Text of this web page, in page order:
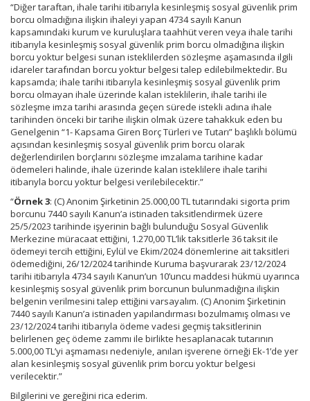
“Diğer taraftan, ihale tarihi itibarıyla kesinleşmiş sosyal güvenlik prim
borcu olmadığına ilişkin ihaleyi yapan 4734 sayılı Kanun
kapsamındaki kurum ve kuruluşlara taahhüt veren veya ihale tarihi
itibarıyla kesinleşmiş sosyal güvenlik prim borcu olmadığına ilişkin
borcu yoktur belgesi sunan isteklilerden sözleşme aşamasında ilgili
idareler tarafından borcu yoktur belgesi talep edilebilmektedir. Bu
kapsamda; ihale tarihi itibarıyla kesinleşmiş sosyal güvenlik prim
borcu olmayan ihale üzerinde kalan isteklilerin, ihale tarihi ile
sözleşme imza tarihi arasında geçen sürede istekli adına ihale
tarihinden önceki bir tarihe ilişkin olmak üzere tahakkuk eden bu
Genelgenin “1- Kapsama Giren Borç Türleri ve Tutarı” başlıklı bölümü
açısından kesinleşmiş sosyal güvenlik prim borcu olarak
değerlendirilen borçlarını sözleşme imzalama tarihine kadar
ödemeleri halinde, ihale üzerinde kalan isteklilere ihale tarihi
itibarıyla borcu yoktur belgesi verilebilecektir.”
“Örnek 3: (C) Anonim Şirketinin 25.000,00 TL tutarındaki sigorta prim
borcunu 7440 sayılı Kanun’a istinaden taksitlendirmek üzere
25/5/2023 tarihinde işyerinin bağlı bulunduğu Sosyal Güvenlik
Merkezine müracaat ettiğini, 1.270,00 TL’lik taksitlerle 36 taksit ile
ödemeyi tercih ettiğini, Eylül ve Ekim/2024 dönemlerine ait taksitleri
ödemediğini, 26/12/2024 tarihinde Kuruma başvurarak 23/12/2024
tarihi itibarıyla 4734 sayılı Kanun’un 10’uncu maddesi hükmü uyarınca
kesinleşmiş sosyal güvenlik prim borcunun bulunmadığına ilişkin
belgenin verilmesini talep ettiğini varsayalım. (C) Anonim Şirketinin
7440 sayılı Kanun’a istinaden yapılandırması bozulmamış olması ve
23/12/2024 tarihi itibarıyla ödeme vadesi geçmiş taksitlerinin
belirlenen geç ödeme zammı ile birlikte hesaplanacak tutarının
5.000,00 TL’yi aşmaması nedeniyle, anılan işverene örneği Ek-1’de yer
alan kesinleşmiş sosyal güvenlik prim borcu yoktur belgesi
verilecektir.”
Bilgilerini ve gereğini rica ederim.